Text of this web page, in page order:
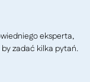
eksperta,
zadać kilka pytań.